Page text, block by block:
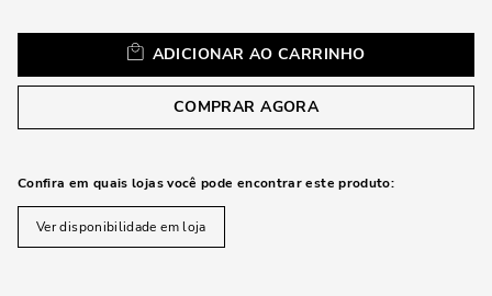
ADICIONAR AO CARRINHO
COMPRAR AGORA
Confira em quais lojas você pode encontrar este produto:
Ver disponibilidade em loja